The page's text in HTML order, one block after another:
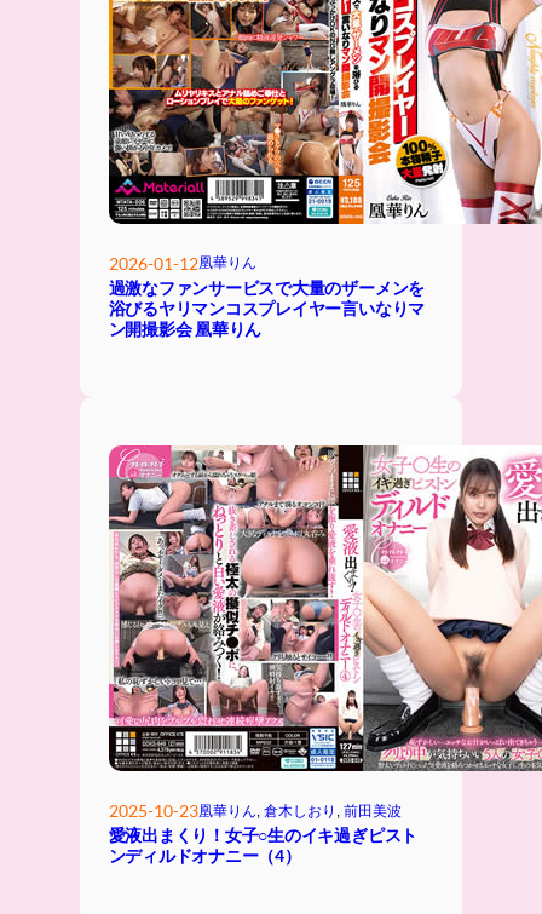
2026-01-12凰華りん
過激なファンサービスで大量のザーメンを
浴びるヤリマンコスプレイヤー言いなりマ
ン開撮影会 凰華りん
2025-10-23凰華りん 倉木しおり 前田美波
愛液出まくり！女子○生のイキ過ぎピスト
ンディルドオナニー（4）